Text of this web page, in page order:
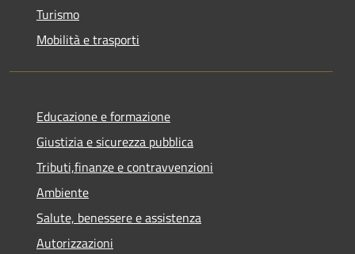
Turismo
Mobilità e trasporti
Educazione e formazione
Giustizia e sicurezza pubblica
Tributi,finanze e contravvenzioni
Ambiente
Salute, benessere e assistenza
Autorizzazioni